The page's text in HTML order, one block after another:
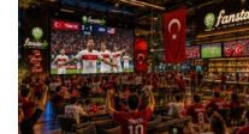
Güçlendiriyor